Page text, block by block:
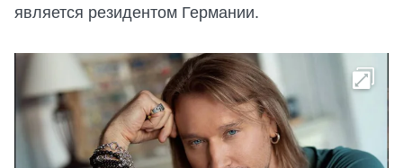
является резидентом Германии.